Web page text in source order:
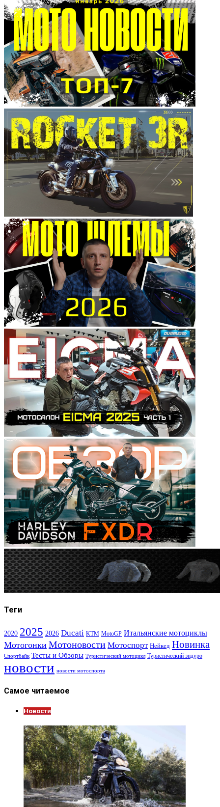
Теги
2020 2025 2026 Ducati KTM MotoGP Итальянские мотоциклы
Мотогонки Мотоновости Мотоспорт Нейкед Новинка
Спортбайк Тесты и Обзоры Туристический мотоцикл Туристический эндуро
новости новости мотоспорта
Самое читаемое
Новости